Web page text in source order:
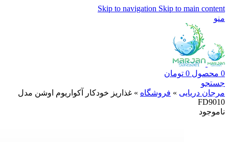
Skip to navigation Skip to main content
منو
0 محصول 0 تومان
جستجو
مرجان دریایی » فروشگاه » غذاریز خودکار آکواریوم اوشن مدل
FD9010
ناموجود